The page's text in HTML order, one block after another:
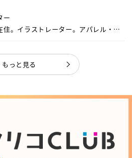
ー
住。イラストレーター。アパレル・キ
もっと見る